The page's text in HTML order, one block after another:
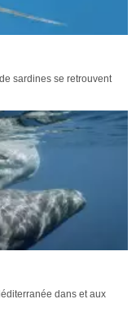
sardines se retrouvent
dans et aux